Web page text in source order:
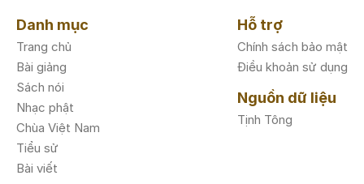
Danh mục
Trang chủ
Bài giảng
Sách nói
Nhạc phật
Chùa Việt Nam
Tiểu sử
Bài viết
Hỗ trợ
Chính sách bảo mật
Điều khoản sử dụng
Nguồn dữ liệu
Tịnh Tông